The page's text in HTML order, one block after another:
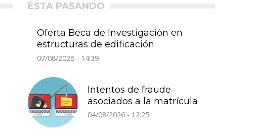
ÉSTA PASANDO
Oferta Beca de Investigación en
estructuras de edificación
07/08/2026 - 14:39
Intentos de fraude
asociados a la matrícula
04/08/2026 - 12:25